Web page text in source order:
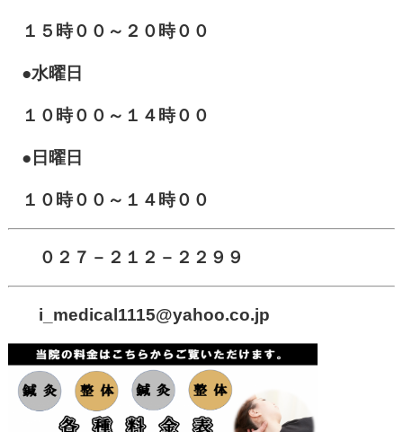
１５時００～２０時００
●水曜日
１０時００～１４時００
●日曜日
１０時００～１４時００
０２７－２１２－２２９９
i_medical1115@yahoo.co.jp